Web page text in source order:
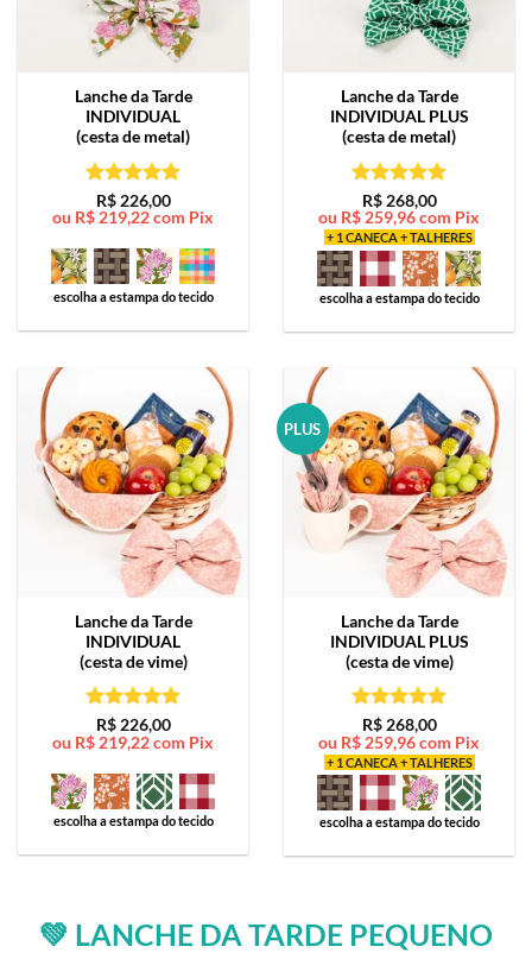
Lanche da Tarde
INDIVIDUAL
(cesta de metal)
Avaliação5
de 5
R$226,00
ou R$ 219,22com Pix
escolha a estampa do tecido
Lanche da Tarde
INDIVIDUAL PLUS
(cesta de metal)
Avaliação5
de 5
R$268,00
ou R$ 259,96com Pix
+ 1 CANECA + TALHERES
escolha a estampa do tecido
Lanche da Tarde
INDIVIDUAL
(cesta de vime)
Avaliação5
de 5
R$226,00
ou R$ 219,22com Pix
escolha a estampa do tecido
PLUS
Lanche da Tarde
INDIVIDUAL PLUS
(cesta de vime)
Avaliação5
de 5
R$268,00
ou R$ 259,96com Pix
+ 1 CANECA + TALHERES
escolha a estampa do tecido
💚 LANCHE DA TARDE PEQUENO